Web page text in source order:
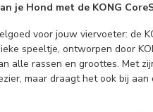
je Hond met de KONG
voor jouw viervoeter: de
speeltje, ontworpen door
alle rassen en groottes. Met
maar draagt het ook bij